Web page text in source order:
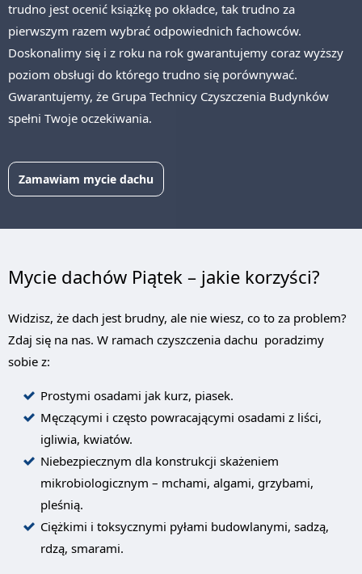
trudno jest ocenić książkę po okładce, tak trudno za
pierwszym razem wybrać odpowiednich fachowców.
Doskonalimy się i z roku na rok gwarantujemy coraz wyższy
poziom obsługi do którego trudno się porównywać.
Gwarantujemy, że Grupa Technicy Czyszczenia Budynków
spełni Twoje oczekiwania.
Zamawiam mycie dachu
Mycie dachów Piątek – jakie korzyści?
Widzisz, że dach jest brudny, ale nie wiesz, co to za problem?
Zdaj się na nas. W ramach czyszczenia dachu poradzimy
sobie z:
Prostymi osadami jak kurz, piasek.
Męczącymi i często powracającymi osadami z liści,
igliwia, kwiatów.
Niebezpiecznym dla konstrukcji skażeniem
mikrobiologicznym – mchami, algami, grzybami,
pleśnią.
Ciężkimi i toksycznymi pyłami budowlanymi, sadzą,
rdzą, smarami.